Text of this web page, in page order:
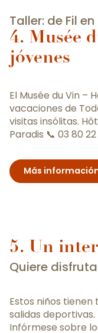
Taller: de Fil
4. Musée
jóvenes
El Musée du Vin –
vacaciones de
visitas insólitas.
Paradis 📞 03 80 22
Más
5. Un
Quiere
Estos niños
salidas
Infórmese sobre